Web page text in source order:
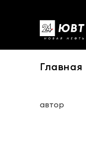
Главная
автор